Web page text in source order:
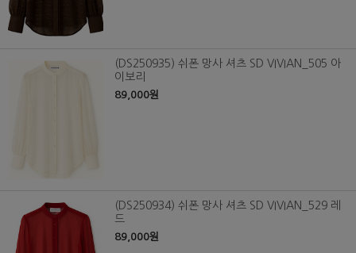
(DS250935) 쉬폰 망사 셔츠 SD VIVIAN_505 아
이보리
89,000원
(DS250934) 쉬폰 망사 셔츠 SD VIVIAN_529 레
드
89,000원